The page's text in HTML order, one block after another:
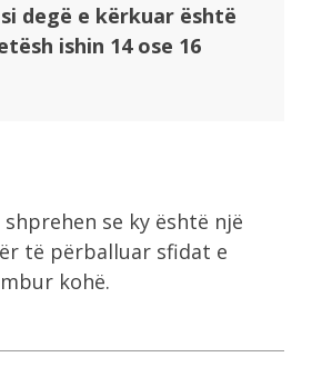
degë e kërkuar është
ishin 14 ose 16
se ky është një
të përballuar sfidat e
kohë.